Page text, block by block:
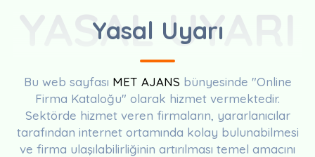
Yasal Uyarı
YASAL UYARI
Bu web sayfası MET AJANS bünyesinde "Online
Firma Kataloğu" olarak hizmet vermektedir.
Sektörde hizmet veren firmaların, yararlanıcılar
tarafından internet ortamında kolay bulunabilmesi
ve firma ulaşılabilirliğinin artırılması temel amacını